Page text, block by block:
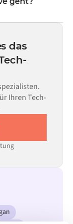
Eigener
der
viele
was die
das
Ihren Tech-